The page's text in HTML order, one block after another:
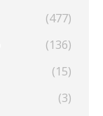
(477)
(136)
(15)
(3)